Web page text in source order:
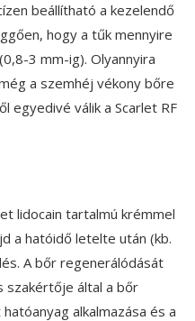
beállítható a kezelendő
hogy a tűk mennyire
3 mm-ig). Olyannyira
a szemhéj vékony bőre
egyedivé válik a Scarlet RF
lidocain tartalmú krémmel
a hatóidő letelte után (kb.
A bőr regenerálódását
szakértője által a bőr
alkalmazása és a